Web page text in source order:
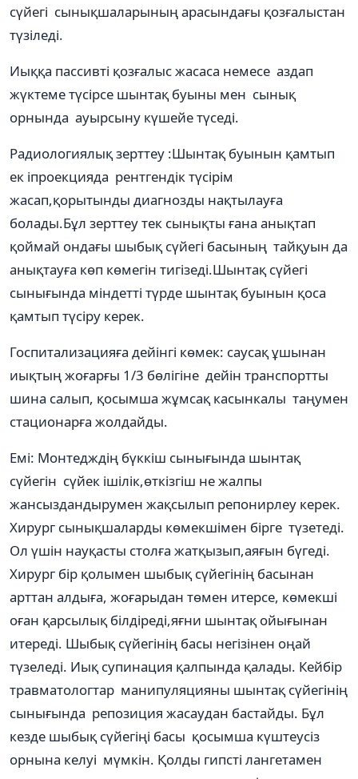
сүйегі сынықшаларының арасындағы қозғалыстан
түзіледі.
Иыққа пассивті қозғалыс жасаса немесе аздап
жүктеме түсірсе шынтақ буыны мен сынық
орнында ауырсыну күшейе түседі.
Радиологиялық зерттеу :Шынтақ буынын қамтып
ек іпроекцияда рентгендік түсірім
жасап,қорытынды диагнозды нақтылауға
болады.Бұл зерттеу тек сынықты ғана анықтап
қоймай ондағы шыбық сүйегі басының тайқуын да
анықтауға көп көмегін тигізеді.Шынтақ сүйегі
сынығында міндетті түрде шынтақ буынын қоса
қамтып түсіру керек.
Госпитализацияға дейінгі көмек: саусақ ұшынан
иықтың жоғарғы 1/3 бөлігіне дейін транспортты
шина салып, қосымша жұмсақ касынкалы таңумен
стационарға жолдайды.
Емі: Монтедждің бүккіш сынығында шынтақ
сүйегін сүйек ішілік,өткізгіш не жалпы
жансыздандырумен жақсылып репонирлеу керек.
Хирург сынықшаларды көмекшімен бірге түзетеді.
Ол үшін науқасты столға жатқызып,аяғын бүгеді.
Хирург бір қолымен шыбық сүйегінің басынан
арттан алдыға, жоғарыдан төмен итерсе, көмекші
оған қарсылық білдіреді,яғни шынтақ ойығынан
итереді. Шыбық сүйегінің басы негізінен оңай
түзеледі. Иық супинация қалпында қалады. Кейбір
травматологтар манипуляцияны шынтақ сүйегінің
сынығында репозиция жасаудан бастайды. Бұл
кезде шыбық сүйегіңі басы қосымша күштеусіз
орнына келуі мүмкін. Қолды гипсті лангетамен